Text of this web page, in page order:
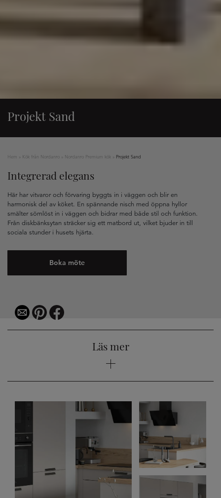
Projekt Sand
Hem Kök från Nordanro Nordanro Premium kök Projekt Sand
Integrerad elegans
Här har vitvaror och förvaring byggts in i väggen och blir en
harmonisk del av köket. En spännande nisch med öppna hyllor
smälter sömlöst in i väggen och bidrar med både stil och funktion.
Från diskbänksytan sträcker sig ett matbord ut, vilket bjuder in till
sociala stunder i husets hjärta.
Boka möte
Läs mer